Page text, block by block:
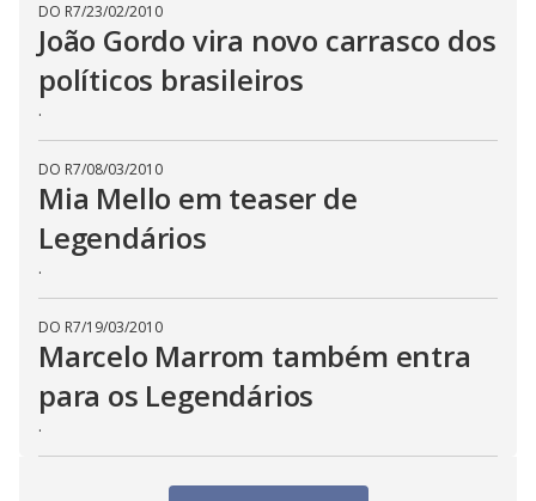
DO R7/23/02/2010
João Gordo vira novo carrasco dos
políticos brasileiros
.
DO R7/08/03/2010
Mia Mello em teaser de
Legendários
.
DO R7/19/03/2010
Marcelo Marrom também entra
para os Legendários
.